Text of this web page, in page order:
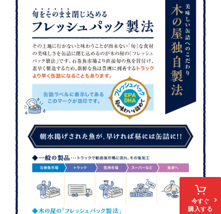
今すぐ
購入する